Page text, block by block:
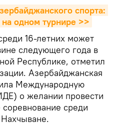
спорта:
одном турнире >>
16-летних может
следующего года в
Республике, отметил
Азербайджанская
Международную
о желании провести
среди